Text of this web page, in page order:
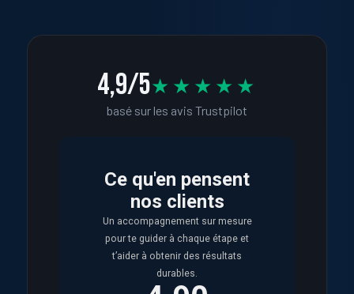
4,9/5★★★★★
basé sur les avis Trustpilot